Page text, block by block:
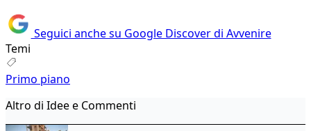
Seguici anche su Google Discover di Avvenire
Temi
Primo piano
Altro di Idee e Commenti